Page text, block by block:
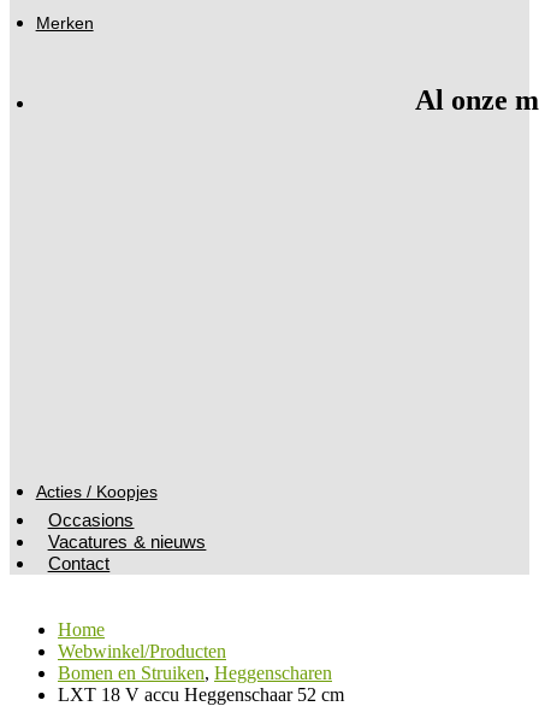
Merken
Al onze
Acties / Koopjes
Occasions
Vacatures & nieuws
Contact
Home
Webwinkel/Producten
Bomen en Struiken, Heggenscharen
LXT 18 V accu Heggenschaar 52 cm